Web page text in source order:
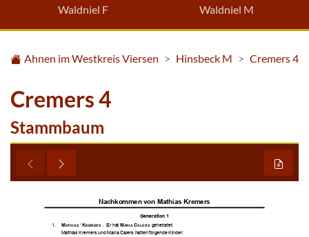
Waldniel F Waldniel M
Ahnen im Westkreis Viersen Hinsbeck M Cremers 4
Cremers 4
Stammbaum


         

